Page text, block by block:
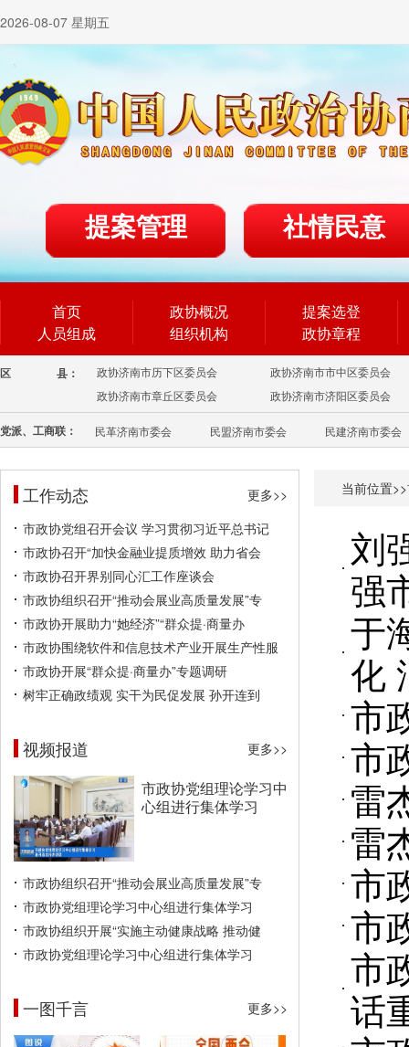
2026-08-07 星期五
提案管理 社情民意
首页
人员组成
政协概况
组织机构
提案选登
政协章程
区 县： 政协济南市历下区委员会
政协济南市市中区委员会
政协济南市章丘区委员会
政协济南市济阳区委员会
党派、工商联： 民革济南市委会 民盟济南市委会 民建济南市委会
工作动态
更多>>
市政协党组召开会议 学习贯彻习近平总书记
市政协召开“加快金融业提质增效 助力省会
市政协召开界别同心汇工作座谈会
市政协组织召开“推动会展业高质量发展”专
市政协开展助力“她经济”“群众提·商量办
市政协围绕软件和信息技术产业开展生产性服
市政协开展“群众提·商量办”专题调研
树牢正确政绩观 实干为民促发展 孙开连到
视频报道 更多>>
市政协党组理论学习中
心组进行集体学习
市政协组织召开“推动会展业高质量发展”专
市政协党组理论学习中心组进行集体学习
市政协组织开展“实施主动健康战略 推动健
市政协党组理论学习中心组进行集体学习
一图千言 更多>>
当前位置>>
刘
强
于
化
市
市
雷
雷
市
市
市
话